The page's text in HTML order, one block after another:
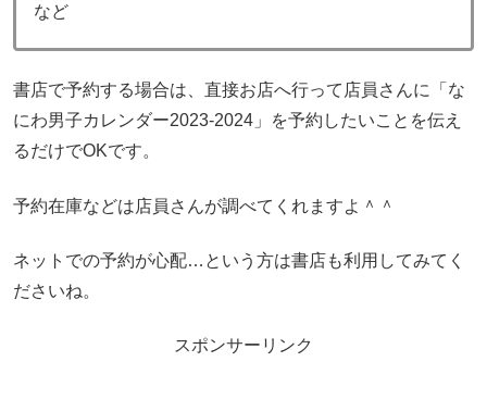
など
書店で予約する場合は、直接お店へ行って店員さんに「な
にわ男子カレンダー2023-2024」を予約したいことを伝え
るだけでOKです。
予約在庫などは店員さんが調べてくれますよ＾＾
ネットでの予約が心配…という方は書店も利用してみてく
ださいね。
スポンサーリンク